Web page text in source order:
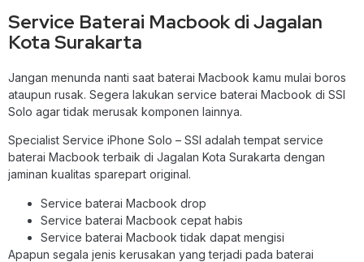
Service Baterai Macbook di Jagalan
Kota Surakarta
Jangan menunda nanti saat baterai Macbook kamu mulai boros
ataupun rusak. Segera lakukan service baterai Macbook di SSI
Solo agar tidak merusak komponen lainnya.
Specialist Service iPhone Solo – SSI adalah tempat service
baterai Macbook terbaik di Jagalan Kota Surakarta dengan
jaminan kualitas sparepart original.
Service baterai Macbook drop
Service baterai Macbook cepat habis
Service baterai Macbook tidak dapat mengisi
Apapun segala jenis kerusakan yang terjadi pada baterai